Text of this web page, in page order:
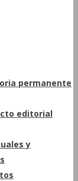
permanente
editorial
y